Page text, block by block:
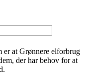
er at Grønnere elforbrug
der har behov for at